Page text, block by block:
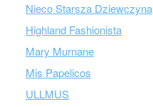
Nieco Starsza Dziewczyna
Highland Fashionista
Mary Murnane
Mis Papelicos
ULLMUS